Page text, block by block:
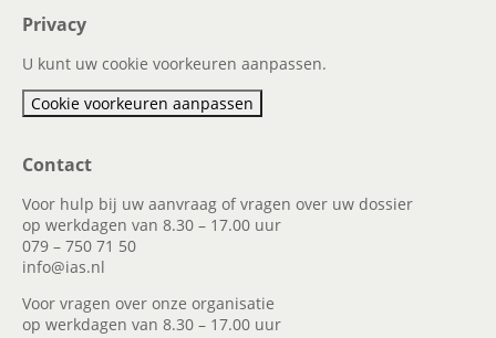
Privacy
U kunt uw cookie voorkeuren aanpassen.
Cookie voorkeuren aanpassen
Contact
Voor hulp bij uw aanvraag of vragen over uw dossier
op werkdagen van 8.30 – 17.00 uur
079 – 750 71 50
info@ias.nl
Voor vragen over onze organisatie
op werkdagen van 8.30 – 17.00 uur